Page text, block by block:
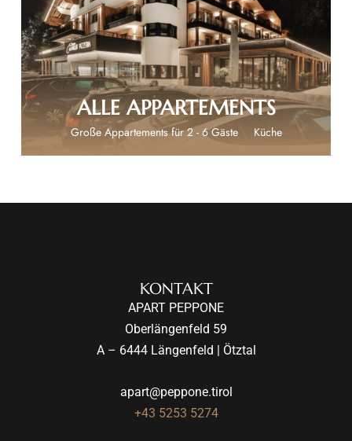
€ 135
ALLE APPARTEMENTS
Große Appartements für 2 - 6 Gäste Küche
KONTAKT
APART PEPPONE
Oberlängenfeld 59
A – 6444 Längenfeld | Ötztal
apart@peppone.tirol
+43 5253 5274